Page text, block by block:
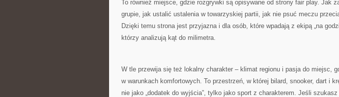
To również miejsce, gdzie rozgrywki są opisywane od strony fair play. Jak
grupie, jak ustalić ustalenia w towarzyskiej partii, jak nie psuć meczu
Dzięki temu strona jest przyjazna i dla osób, które wpadają z ekipą „na
którzy analizują kąt do milimetra.
W tle przewija się też lokalny charakter – klimat regionu i pasja do miejsc,
w warunkach komfortowych. To przestrzeń, w której bilard, snooker, dart i
nie jako „dodatek do wyjścia”, tylko jako sport z charakterem. Jeśli